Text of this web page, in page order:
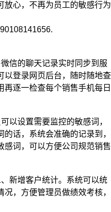
放心，不再为员工的敏感行为
的聊天记录实时同步到服
以登录网页后台，随时随地查
逐一检查每个销售手机每日
设置需要监控的敏感词，
话，系统会准确的记录到，
感词，可以方便公司规范销售
增客户统计。系统可以统
，方便管理员做绩效考核，